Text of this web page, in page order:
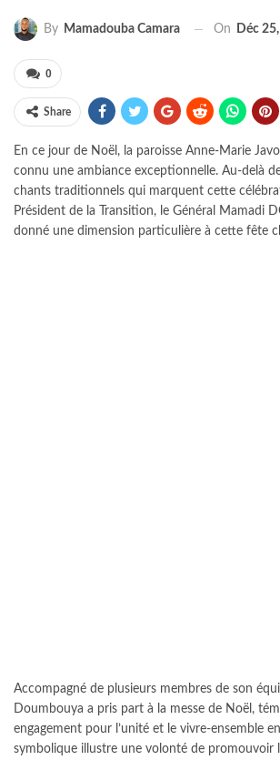
By Mamadouba Camara On Déc
0
Share
En ce jour de Noël, la paroisse Anne-Marie
connu une ambiance exceptionnelle. Au-delà
chants traditionnels qui marquent cette
Président de la Transition, le Général Mamadi
donné une dimension particulière à cette fête
Accompagné de plusieurs membres de son
Doumbouya a pris part à la messe de Noël,
engagement pour l’unité et le vivre-ensemble
symbolique illustre une volonté de promouvoir